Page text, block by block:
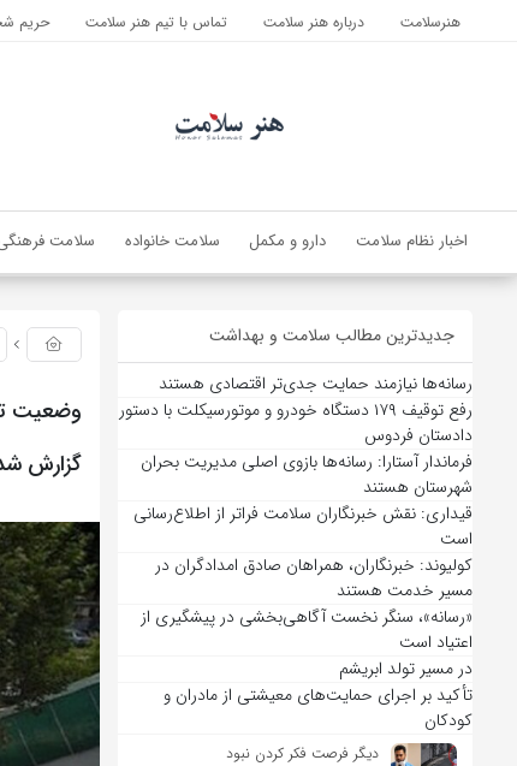
هنرسلامت درباره هنر سلامت تماس با تیم هنر سلامت حریم
اخبار نظام سلامت دارو و مکمل سلامت خانواده سلامت
جدیدترین مطالب سلامت و بهداشت
رسانه‌ها نیازمند حمایت جدی‌تر اقتصادی هستند
رفع توقیف ۱۷۹ دستگاه خودرو و موتورسیکلت با دستور
دادستان فردوس
فرماندار آستارا: رسانه‌ها بازوی اصلی مدیریت بحران
شهرستان هستند
قیداری: نقش خبرنگاران سلامت فراتر از اطلاع‌رسانی
است
کولیوند: خبرنگاران، همراهان صادق امدادگران در
مسیر خدمت هستند
«رسانه»، سنگر نخست آگاهی‌بخشی در پیشگیری از
اعتیاد است
در مسیر تولد ابریشم
تأکید بر اجرای حمایت‌های معیشتی از مادران و
کودکان
دیگر فرصت فکر کردن نبود
گزارش